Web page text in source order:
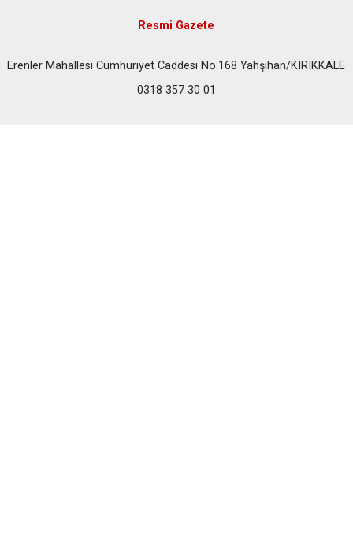
Resmi Gazete
Erenler Mahallesi Cumhuriyet Caddesi No:168 Yahşihan/KIRIKKALE
0318 357 30 01